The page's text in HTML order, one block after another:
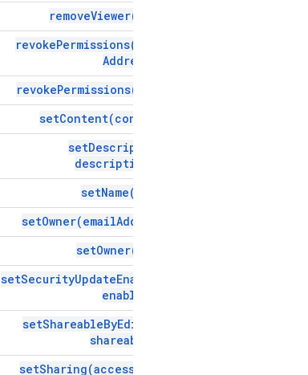
removeViewer(
revokePermissions(
Address)
revokePermissions(
setContent(content)
setDescription(
description)
setName(
setOwner(emailAddress)
setOwner(
setSecurityUpdateEnabled(
enabled)
setShareableByEditors(
shareable)
setSharing(access